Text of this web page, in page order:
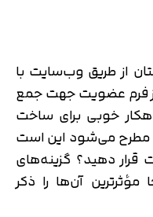
از طریق وب‌سایت با
فرم عضویت جهت جمع
خوبی برای ساخت
مطرح می‌شود این است
دهید؟ گزینه‌های
آن‌ها را ذکر